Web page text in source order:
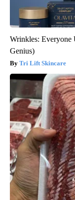
Wrinkles: Everyone
Genius)
Tri Lift Skincare